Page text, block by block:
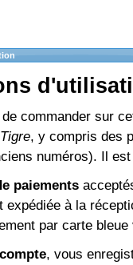
commander sur
Tigre, y compris des
numéros). Il
paiements
expédiée à la
par carte
, vous